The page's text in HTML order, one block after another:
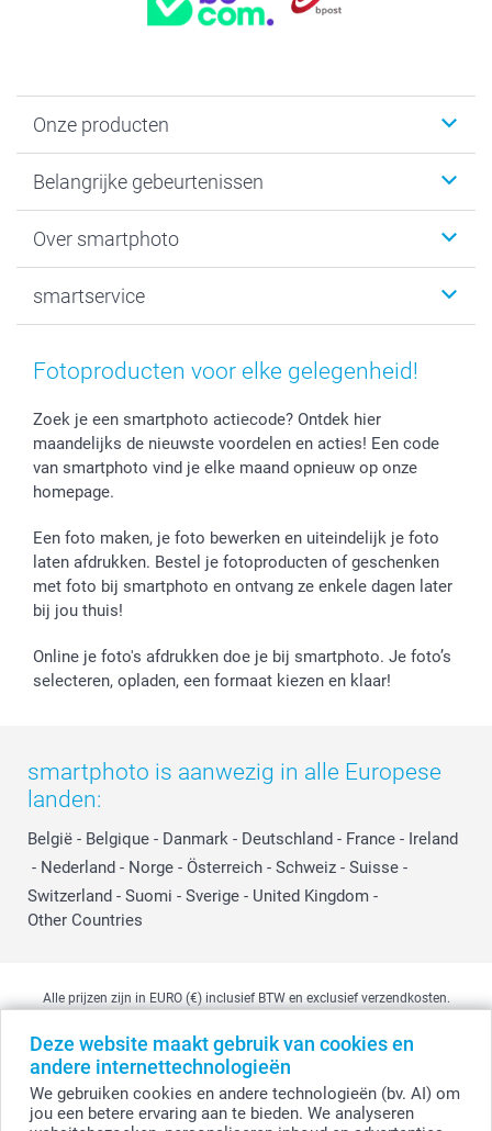
Deze website maakt gebruik van cookies en
andere internettechnologieën
We gebruiken cookies en andere technologieën (bv. AI) om
jou een betere ervaring aan te bieden. We analyseren
Onze producten
Fotogeschenken
Fotoprints, Fotoposter & Fotoalbum met fotoprints
MyNameBook
Stickers en Etiketten
Fotokaders, Decoratie en Snoepjes
Fotokalenders & Fotoagenda's
Belangrijke gebeurtenissen
Baby
Communie- en Lentefeest
Geschenken voor hem
Afstuderen
Moederdag
Vaderdag
Verjaardag
Geboorte
Over smartphoto
Duurzaamheid
Voorwaarden
Herroepingsrecht
Klachtenregeling
Wettelijke garantie
Privacybeleid
Cookiebeleid
Prijslijst
Jobs & Stages
Investor Relations
smartservice
smartgarantie
smartbonus
Betalingsmogelijkheden
Grote bestellingen
Levering
Mijn orderstatus
smartfriends
Fotoproducten voor elke gelegenheid!
Zoek je een smartphoto actiecode? Ontdek hier
maandelijks de nieuwste voordelen en acties! Een code
van smartphoto vind je elke maand opnieuw op onze
homepage.
Een foto maken, je foto bewerken en uiteindelijk je foto
laten afdrukken. Bestel je fotoproducten of geschenken
met foto bij smartphoto en ontvang ze enkele dagen later
bij jou thuis!
Online je foto's afdrukken doe je bij smartphoto. Je foto’s
selecteren, opladen, een formaat kiezen en klaar!
smartphoto is aanwezig in alle Europese
landen:
België - Belgique - Danmark - Deutschland - France - Ireland
- Nederland - Norge - Österreich - Schweiz - Suisse -
Switzerland - Suomi - Sverige - United Kingdom -
Other Countries
© smartphoto group. Alle rechten voorbehouden
smartphoto group NV.
Kwatrechtsteenweg 160, 9230 Wetteren, België
BTW-nummer BE 0405.706.755
Alle prijzen zijn in EURO (€) inclusief BTW en exclusief verzendkosten.